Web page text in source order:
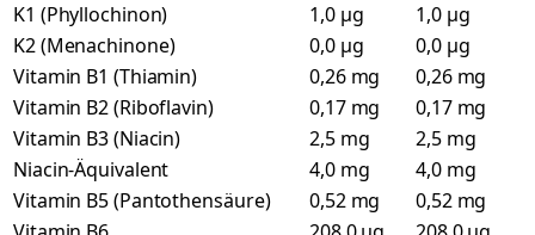
K1 (Phyllochinon)
1,0 µg
1,0 µg
K2 (Menachinone)
0,0 µg
0,0 µg
Vitamin B1 (Thiamin)
0,26 mg
0,26 mg
Vitamin B2 (Riboflavin)
0,17 mg
0,17 mg
Vitamin B3 (Niacin)
2,5 mg
2,5 mg
Niacin-Äquivalent
4,0 mg
4,0 mg
Vitamin B5 (Pantothensäure)
0,52 mg
0,52 mg